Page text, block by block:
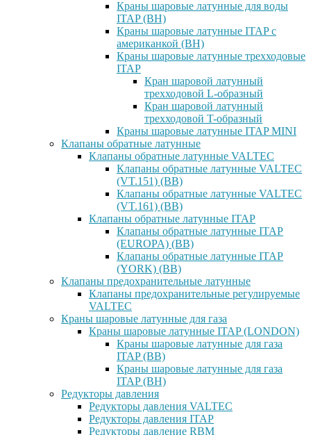
Краны шаровые латунные для воды
ITAP (ВН)
Краны шаровые латунные ITAP с
американкой (ВН)
Краны шаровые латунные трехходовые
ITAP
Кран шаровой латунный
трехходовой L-образный
Кран шаровой латунный
трехходовой T-образный
Краны шаровые латунные ITAP MINI
Клапаны обратные латунные
Клапаны обратные латунные VALTEC
Клапаны обратные латунные VALTEC
(VT.151) (ВВ)
Клапаны обратные латунные VALTEC
(VT.161) (ВВ)
Клапаны обратные латунные ITAP
Клапаны обратные латунные ITAP
(EUROPA) (ВВ)
Клапаны обратные латунные ITAP
(YORK) (ВВ)
Клапаны предохранительные латунные
Клапаны предохранительные регулируемые
VALTEC
Краны шаровые латунные для газа
Краны шаровые латунные ITAP (LONDON)
Краны шаровые латунные для газа
ITAP (ВВ)
Краны шаровые латунные для газа
ITAP (ВН)
Редукторы давления
Редукторы давления VALTEC
Редукторы давления ITAP
Редукторы давление RBM